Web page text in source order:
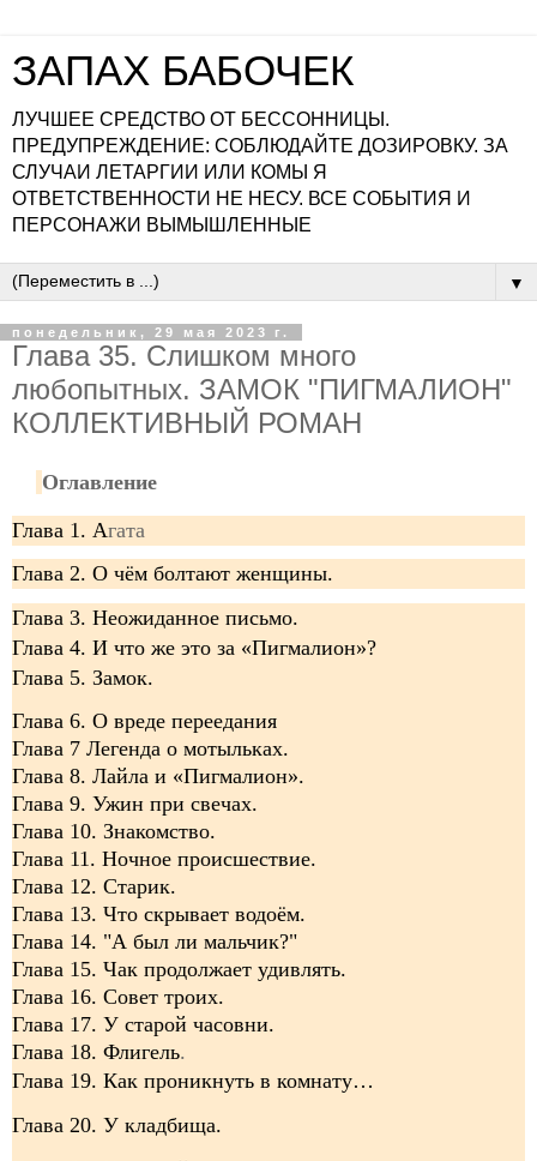
ЗАПАХ БАБОЧЕК
ЛУЧШЕЕ СРЕДСТВО ОТ БЕССОННИЦЫ.
ПРЕДУПРЕЖДЕНИЕ: СОБЛЮДАЙТЕ ДОЗИРОВКУ. ЗА
СЛУЧАИ ЛЕТАРГИИ ИЛИ КОМЫ Я
ОТВЕТСТВЕННОСТИ НЕ НЕСУ. ВСЕ СОБЫТИЯ И
ПЕРСОНАЖИ ВЫМЫШЛЕННЫЕ
▼
понедельник, 29 мая 2023 г.
Глава 35. Слишком много
любопытных. ЗАМОК "ПИГМАЛИОН"
КОЛЛЕКТИВНЫЙ РОМАН
Оглавление
Глава 1. Агата
Глава 2. О чём болтают женщины.
Глава 3. Неожиданное письмо.
Глава 4. И что же это за «Пигмалион»?
Глава 5. Замок.
Глава 6. О вреде переедания
Глава 7 Легенда о мотыльках.
Глава 8. Лайла и «Пигмалион».
Глава 9. Ужин при свечах.
Глава 10. Знакомство.
Глава 11. Ночное происшествие.
Глава 12. Старик.
Глава 13. Что скрывает водоём.
Глава 14. "А был ли мальчик?"
Глава 15. Чак продолжает удивлять.
Глава 16. Совет троих.
Глава 17. У старой часовни.
Глава 18. Флигель.
Глава 19. Как проникнуть в комнату…
Глава 20. У кладбища.